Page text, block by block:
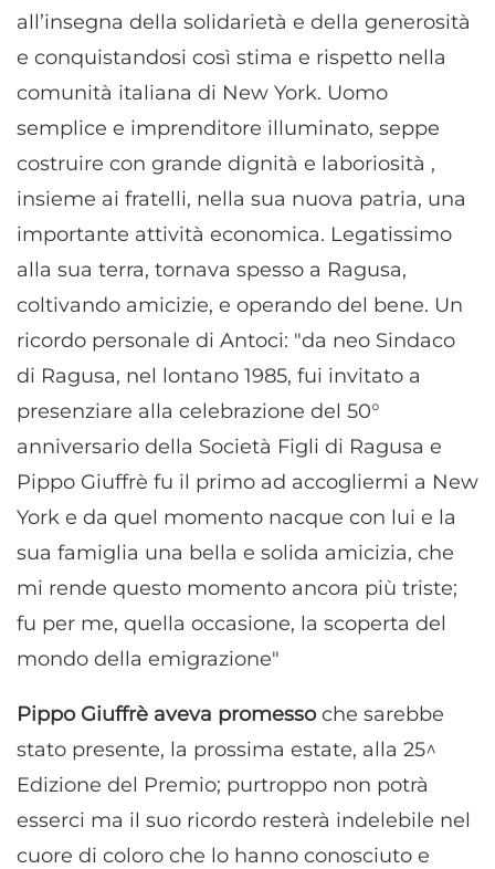
all’insegna della solidarietà e della generosità
e conquistandosi così stima e rispetto nella
comunità italiana di New York. Uomo
semplice e imprenditore illuminato, seppe
costruire con grande dignità e laboriosità ,
insieme ai fratelli, nella sua nuova patria, una
importante attività economica. Legatissimo
alla sua terra, tornava spesso a Ragusa,
coltivando amicizie, e operando del bene. Un
ricordo personale di Antoci: "da neo Sindaco
di Ragusa, nel lontano 1985, fui invitato a
presenziare alla celebrazione del 50°
anniversario della Società Figli di Ragusa e
Pippo Giuffrè fu il primo ad accogliermi a New
York e da quel momento nacque con lui e la
sua famiglia una bella e solida amicizia, che
mi rende questo momento ancora più triste;
fu per me, quella occasione, la scoperta del
mondo della emigrazione"
Pippo Giuffrè aveva promessoche sarebbe
stato presente, la prossima estate, alla 25^
Edizione del Premio; purtroppo non potrà
esserci ma il suo ricordo resterà indelebile nel
cuore di coloro che lo hanno conosciuto e